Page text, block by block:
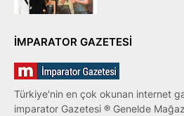
IMPARATOR GAZETESI
Türkiye'nin en çok okunan internet
imparator Gazetesi ® Genelde